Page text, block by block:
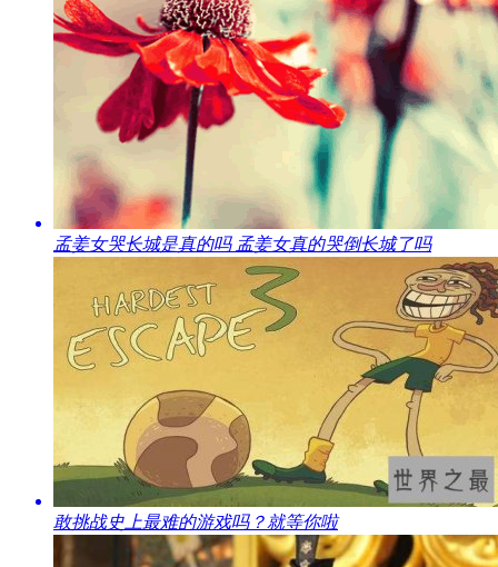
​孟姜女哭长城是真的吗 孟姜女真的哭倒长城了吗
​敢挑战史上最难的游戏吗？就等你啦